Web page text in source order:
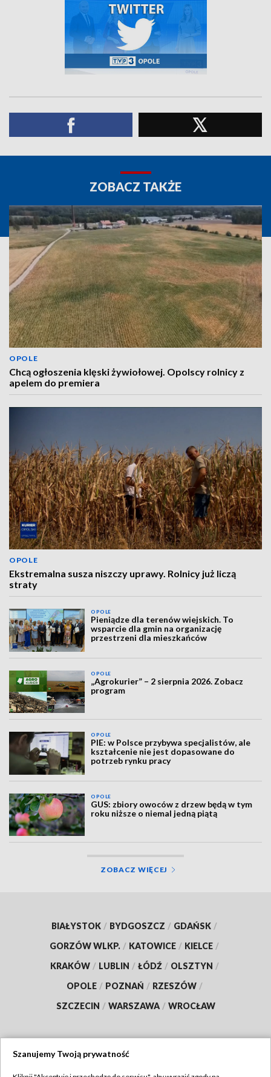
ZOBACZ TAKŻE
OPOLE
Chcą ogłoszenia klęski żywiołowej. Opolscy rolnicy z
apelem do premiera
OPOLE
Ekstremalna susza niszczy uprawy. Rolnicy już liczą
straty
OPOLE
Pieniądze dla terenów wiejskich. To
wsparcie dla gmin na organizację
przestrzeni dla mieszkańców
OPOLE
„Agrokurier” – 2 sierpnia 2026. Zobacz
program
OPOLE
PIE: w Polsce przybywa specjalistów, ale
kształcenie nie jest dopasowane do
potrzeb rynku pracy
OPOLE
GUS: zbiory owoców z drzew będą w tym
roku niższe o niemal jedną piątą
ZOBACZ WIĘCEJ
BIAŁYSTOK / BYDGOSZCZ / GDAŃSK /
GORZÓW WLKP. / KATOWICE / KIELCE /
KRAKÓW / LUBLIN / ŁÓDŹ / OLSZTYN /
OPOLE / POZNAŃ / RZESZÓW /
SZCZECIN / WARSZAWA / WROCŁAW
Szanujemy Twoją prywatność